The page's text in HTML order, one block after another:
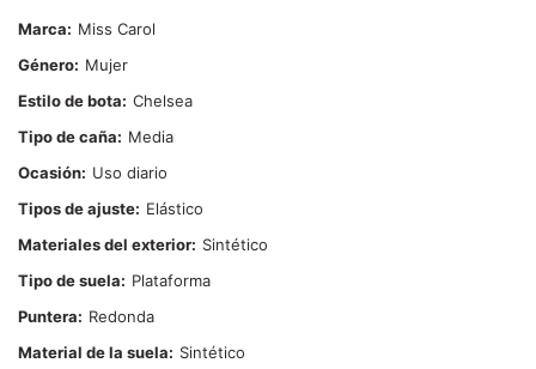
Marca
Miss Carol
Género
Mujer
Estilo de bota
Chelsea
Tipo de caña
Media
Ocasión
Uso diario
Tipos de ajuste
Elástico
Materiales del exterior
Sintético
Tipo de suela
Plataforma
Puntera
Redonda
Material de la suela
Sintético